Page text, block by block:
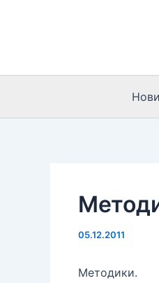
05.12.2011
Методики.